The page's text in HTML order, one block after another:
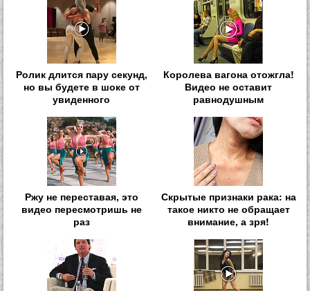
Ролик длится пару секунд,
но вы будете в шоке от
увиденного
Королева вагона отожгла!
Видео не оставит
равнодушным
Ржу не переставая, это
видео пересмотришь не
раз
Скрытые признаки рака: на
такое никто не обращает
внимание, а зря!